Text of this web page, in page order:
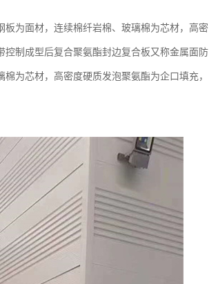
为面材，连续棉纤岩棉、玻璃棉为芯材，高密
制成型后复合聚氨酯封边复合板又称金属面防
为芯材，高密度硬质发泡聚氨酯为企口填充，